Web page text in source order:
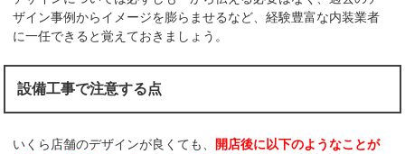
ザイン事例からイメージを膨らませるなど、経験豊富な内装業者
に一任できると覚えておきましょう。
設備工事で注意する点
いくら店舗のデザインが良くても、 開店後に以下のようなことが